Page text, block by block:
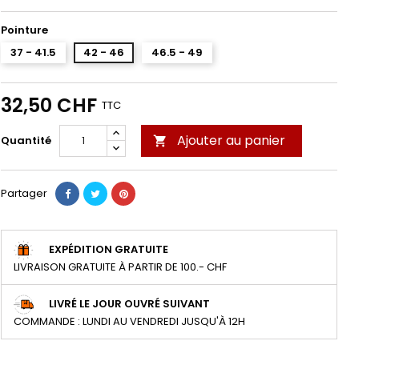
Pointure
37 - 41.5
42 - 46 46.5 - 49
32,50 CHF TTC
Quantité  Ajouter au panier
Partager
EXPÉDITION GRATUITE
LIVRAISON GRATUITE À PARTIR DE 100.- CHF
LIVRÉ LE JOUR OUVRÉ SUIVANT
COMMANDE : LUNDI AU VENDREDI JUSQU'À 12H